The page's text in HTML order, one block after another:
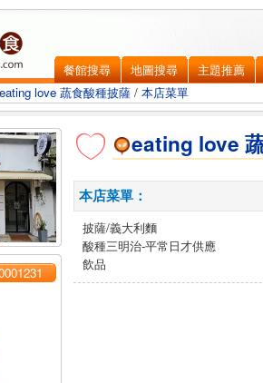
餐館搜尋 地圖搜尋
主題推薦
eating love 蔬食酸種披薩 / 本店菜單
eating love
本店菜單：
披薩/義大利麵
酸種三明治-平常日才供應
飲品